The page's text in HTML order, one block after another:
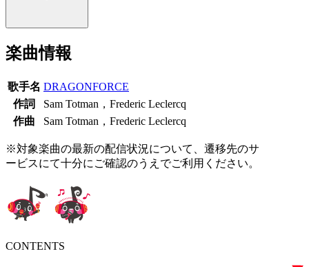
楽曲情報
歌手名 DRAGONFORCE
作詞
Sam Totman，Frederic Leclercq
作曲
Sam Totman，Frederic Leclercq
※対象楽曲の最新の配信状況について、遷移先のサ
ービスにて十分にご確認のうえでご利用ください。
CONTENTS